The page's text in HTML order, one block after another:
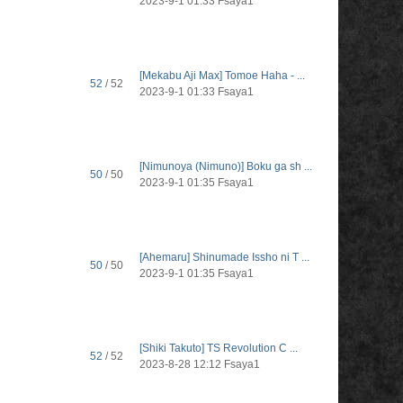
52 / 52
[Mekabu Aji Max] Tomoe Haha - ...
2023-9-1 01:33 Fsaya1
50 / 50
[Nimunoya (Nimuno)] Boku ga sh ...
2023-9-1 01:35 Fsaya1
50 / 50
[Ahemaru] Shinumade Issho ni T ...
2023-9-1 01:35 Fsaya1
52 / 52
[Shiki Takuto] TS Revolution C ...
2023-8-28 12:12 Fsaya1